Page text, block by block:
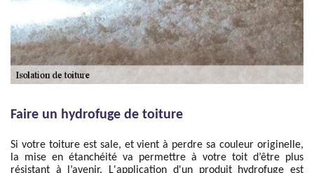
Faire un hydrofuge de toiture
Si votre toiture est sale, et vient à perdre sa couleur originelle,
la mise en étanchéité va permettre à votre toit d’être plus
résistant à l’avenir. L'application d'un produit hydrofuge est